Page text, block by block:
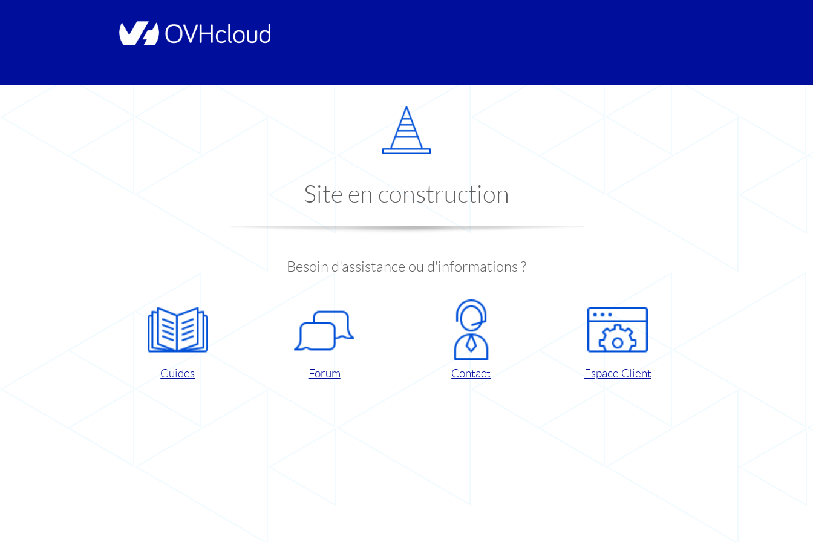
Site en construction
Besoin d'assistance ou d'informations ?
Guides Forum Contact Espace Client